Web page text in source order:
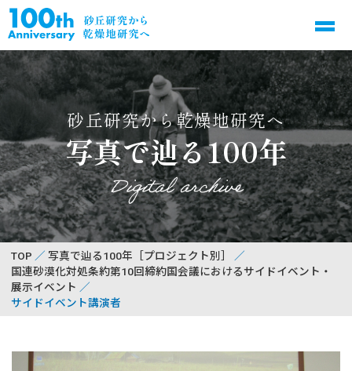
砂丘研究から乾燥地研究へ
写真で辿る100年
Digital archive
TOP
写真で辿る100年［プロジェクト別］
国連砂漠化対処条約第10回締約国会議におけるサイドイベント・
展示イベント
サイドイベント講演者